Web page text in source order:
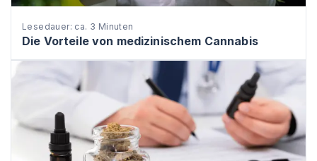
Lesedauer: ca. 3 Minuten
Die Vorteile von medizinischem Cannabis